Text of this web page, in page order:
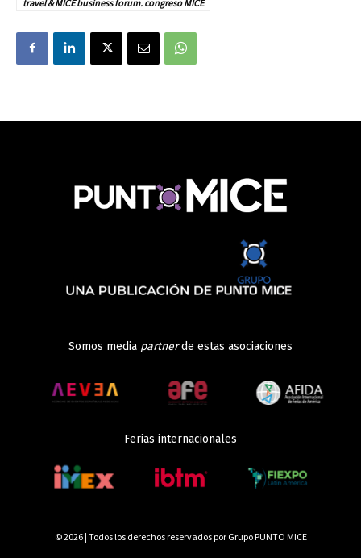
travel & MICE business forum. congreso MICE
Somos media partnerde estas asociaciones
Ferias internacionales
© 2026 | Todos los derechos reservados por Grupo PUNTO MICE